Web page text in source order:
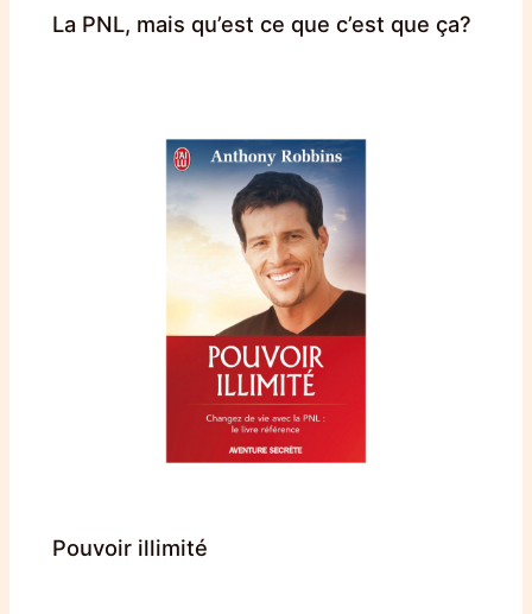
La PNL, mais qu’est ce que c’est que ça?
Pouvoir illimité